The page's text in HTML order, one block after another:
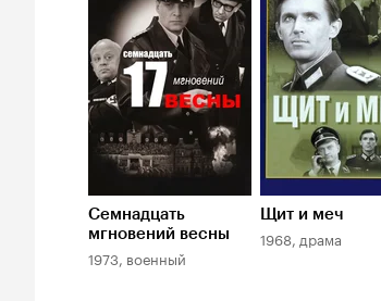
9.0
Семнадцать
мгновений весны
1973, военный
8.5
Щит и меч
1968, драма